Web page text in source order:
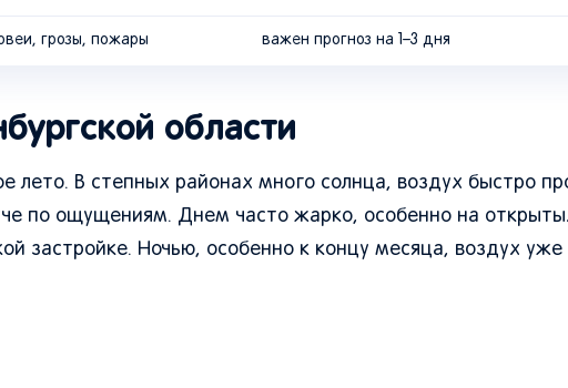
грозы, пожары важен прогноз на 1–3 дня
области
лето. В степных районах много солнца, воздух быстро
по ощущениям. Днем часто жарко, особенно на
застройке. Ночью, особенно к концу месяца, воздух уже